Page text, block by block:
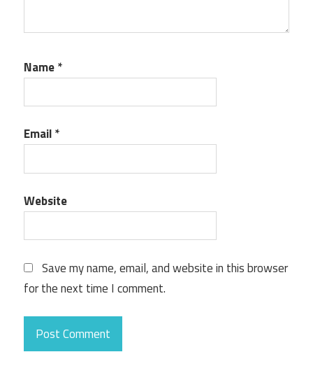
Name*
Email*
Website
Save my name, email, and website in this browser
for the next time I comment.